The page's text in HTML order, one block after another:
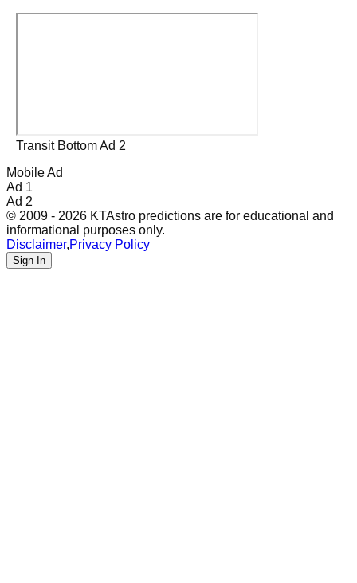
Transit Bottom Ad 2
Mobile Ad
Ad 1
Ad 2
© 2009 - 2026 KTAstro predictions are for educational and
informational purposes only.
Disclaimer,Privacy Policy
Sign In